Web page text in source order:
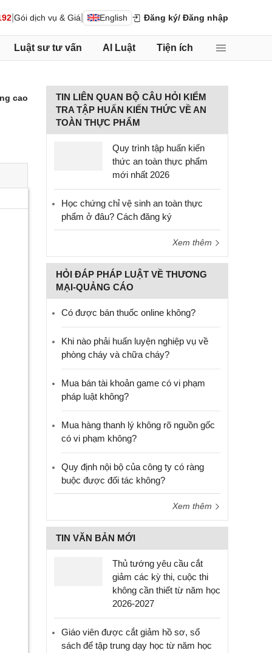
Gói dịch vụ & Giá English Đăng ký/ Đăng nhập
Luật sư tư vấn AI Luật Tiện ích
cao
TIN LIÊN QUAN BỘ CÂU HỎI KIỂM
TRA TẬP HUẤN KIẾN THỨC VỀ AN
TOÀN THỰC PHẨM
Quy trình tập huấn kiến
thức an toàn thực phẩm
mới nhất 2026
Học chứng chỉ vệ sinh an toàn thực
phẩm ở đâu? Cách đăng ký
Xem thêm
HỎI ĐÁP PHÁP LUẬT VỀ THƯƠNG
MẠI-QUẢNG CÁO
Có được bán thuốc online không?
Khi nào phải huấn luyện nghiệp vụ về
phòng cháy và chữa cháy?
Mua bán tài khoản game có vi phạm
pháp luật không?
Mua hàng thanh lý không rõ nguồn gốc
có vi phạm không?
Quy định nội bộ của công ty có ràng
buộc được đối tác không?
Xem thêm
TIN VĂN BẢN MỚI
Thủ tướng yêu cầu cắt
giảm các kỳ thi, cuộc thi
không cần thiết từ năm học
2026-2027
Giáo viên được cắt giảm hồ sơ, sổ
sách để tập trung dạy học từ năm học